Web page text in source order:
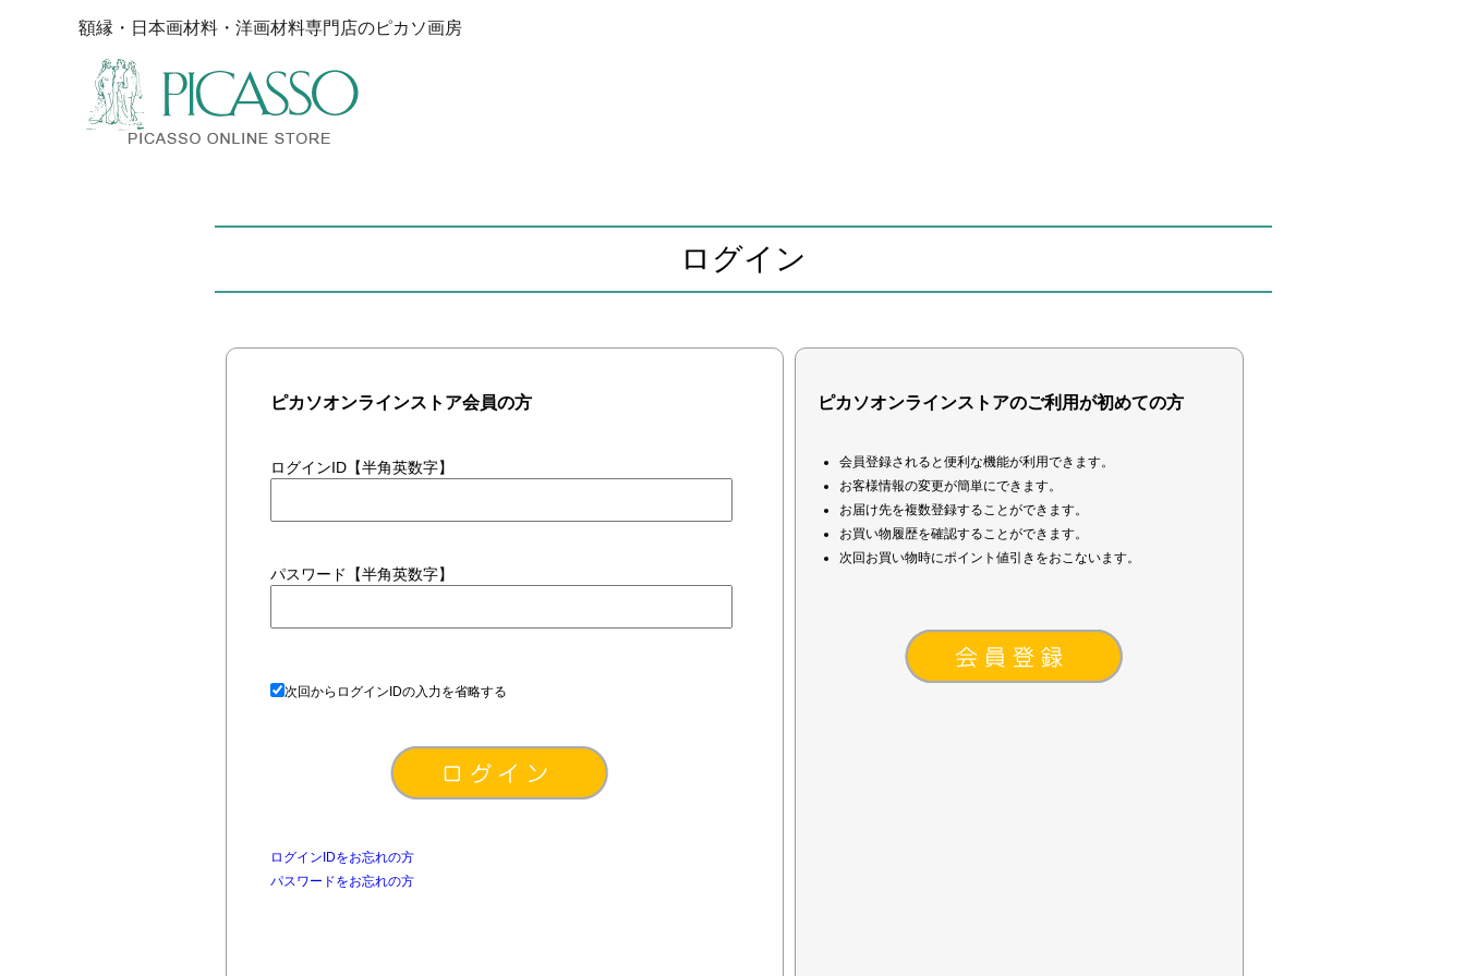
額縁・日本画材料・洋画材料専門店のピカソ画房
ログイン
ピカソオンラインストア会員の方
ログインID【半角英数字】
パスワード【半角英数字】
次回からログインIDの入力を省略する
ログインIDをお忘れの方
パスワードをお忘れの方
ピカソオンラインストアのご利用が初めての方
会員登録されると便利な機能が利用できます。
お客様情報の変更が簡単にできます。
お届け先を複数登録することができます。
お買い物履歴を確認することができます。
次回お買い物時にポイント値引きをおこないます。